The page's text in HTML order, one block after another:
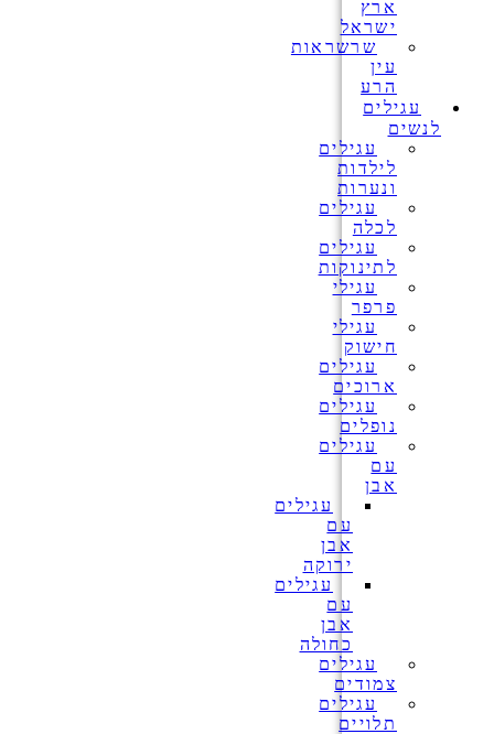
ארץ
ישראל
שרשראות
עין
הרע
עגילים
לנשים
עגילים
לילדות
ונערות
עגילים
לכלה
עגילים
לתינוקות
עגילי
פרפר
עגילי
חישוק
עגילים
ארוכים
עגילים
נופלים
עגילים
עם
אבן
עגילים
עם
אבן
ירוקה
עגילים
עם
אבן
כחולה
עגילים
צמודים
עגילים
תלויים